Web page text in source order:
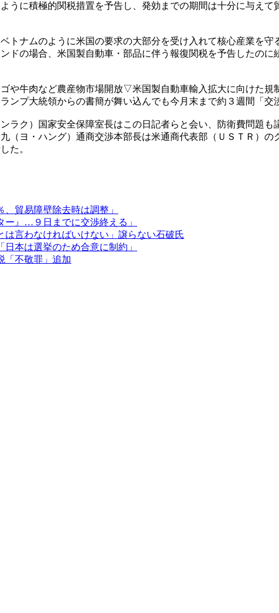
うに積極的関税措置を予告し、発効までの期間は十分に与え
トナムのように米国の要求の大部分を受け入れて核心産業を
ドの場合、米国製自動車・部品に伴う報復関税を予告したの
や牛肉など農産物市場開放▽米国製自動車輸入拡大に向けた
ンプ大統領からの書簡が舞い込んでも今月末まで約３週間「交
ラク）国家安全保障室長はこの日記者らと会い、防衛費問題
（ヨ・ハング）通商交渉本部長は米通商代表部（ＵＳＴＲ）
た。
貿易障壁除去時は調整」
ー』…９日までに交渉終える」
言わなければいけない」譲らない石破氏
本は選挙のため合意に制約」
「不敬罪」追加